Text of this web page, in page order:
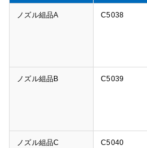
ノズル組品A C5038
ノズル組品B C5039
ノズル組品C C5040